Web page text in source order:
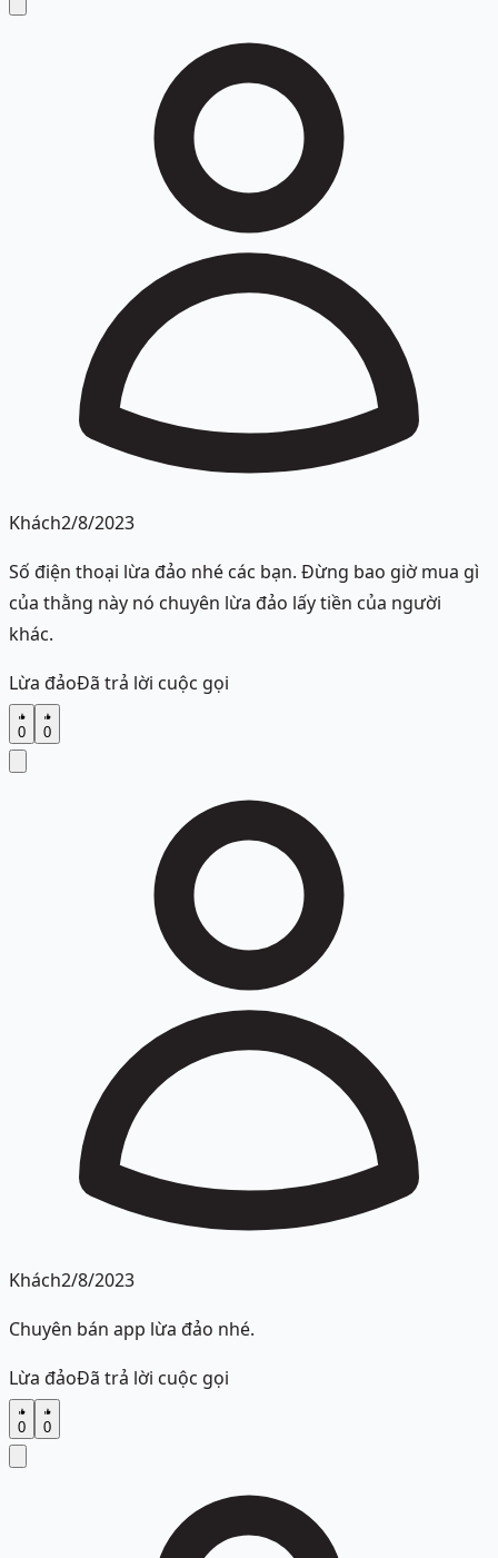
Khách2/8/2023
Số điện thoại lừa đảo nhé các bạn. Đừng bao giờ mua gì
của thằng này nó chuyên lừa đảo lấy tiền của người
khác.
Lừa đảoĐã trả lời cuộc gọi
0 0
Khách2/8/2023
Chuyên bán app lừa đảo nhé.
Lừa đảoĐã trả lời cuộc gọi
0 0